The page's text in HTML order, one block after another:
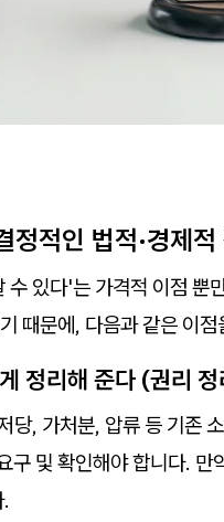
적인 법적·경제적
있다'는 가격적 이점 뿐
때문에, 다음과 같은 이
정리해 준다 (권리
당, 가처분, 압류 등 기존
구 및 확인해야 합니다. 만